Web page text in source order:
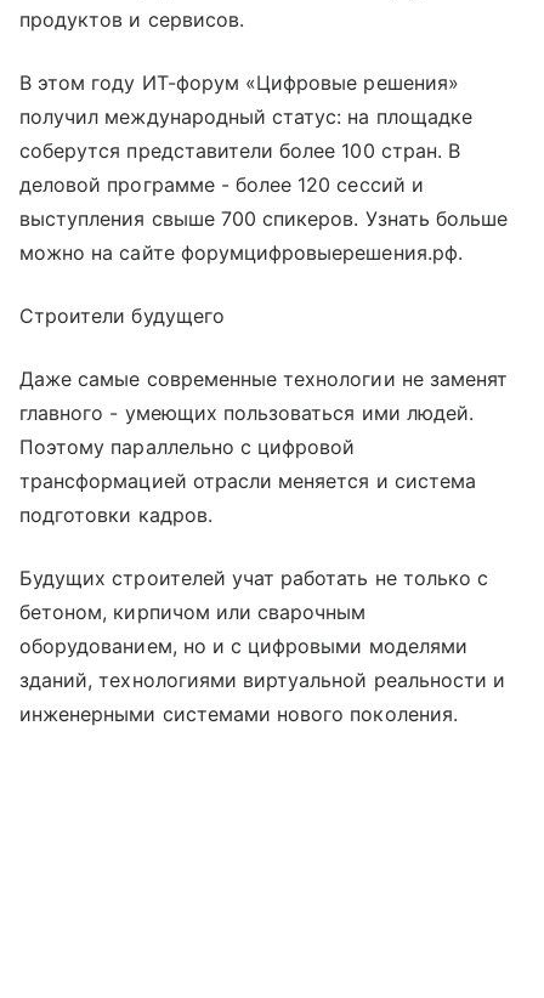
продуктов и сервисов.
В этом году ИТ-форум «Цифровые решения»
получил международный статус: на площадке
соберутся представители более 100 стран. В
деловой программе - более 120 сессий и
выступления свыше 700 спикеров. Узнать больше
можно на сайте форумцифровыерешения.рф.
Строители будущего
Даже самые современные технологии не заменят
главного - умеющих пользоваться ими людей.
Поэтому параллельно с цифровой
трансформацией отрасли меняется и система
подготовки кадров.
Будущих строителей учат работать не только с
бетоном, кирпичом или сварочным
оборудованием, но и с цифровыми моделями
зданий, технологиями виртуальной реальности и
инженерными системами нового поколения.